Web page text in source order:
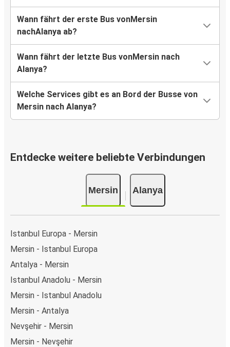
Wann fährt der erste Bus vonMersin
nachAlanya ab?
Wann fährt der letzte Bus vonMersin nach
Alanya?
Welche Services gibt es an Bord der Busse von
Mersin nach Alanya?
Entdecke weitere beliebte Verbindungen
Mersin Alanya
Istanbul Europa - Mersin
Mersin - Istanbul Europa
Antalya - Mersin
Istanbul Anadolu - Mersin
Mersin - Istanbul Anadolu
Mersin - Antalya
Nevşehir - Mersin
Mersin - Nevşehir